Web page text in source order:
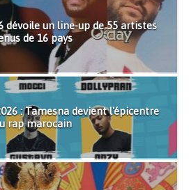
dévoile un line-up de 55 artistes
de 16 pays
: Tamesna devient l'épicentre
rap marocain